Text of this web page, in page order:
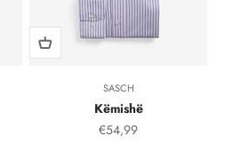
i shitjeve
SASCH
Këmishë
Çmimi i shitjes, çmimi
€54,99